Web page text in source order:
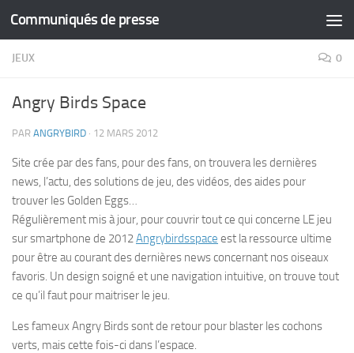
Skip to content
Communiqués de presse
JEUX 0
Angry Birds Space
PAR ANGRYBIRD · 12 MARS 2012
Site crée par des fans, pour des fans, on trouvera les dernières
news, l’actu, des solutions de jeu, des vidéos, des aides pour
trouver les Golden Eggs…
Régulièrement mis à jour, pour couvrir tout ce qui concerne LE jeu
sur smartphone de 2012Angrybirdsspace est la ressource ultime
pour être au courant des dernières news concernant nos oiseaux
favoris. Un design soigné et une navigation intuitive, on trouve tout
ce qu’il faut pour maitriser le jeu.
Les fameux Angry Birds sont de retour pour blaster les cochons
verts, mais cette fois-ci dans l’espace.